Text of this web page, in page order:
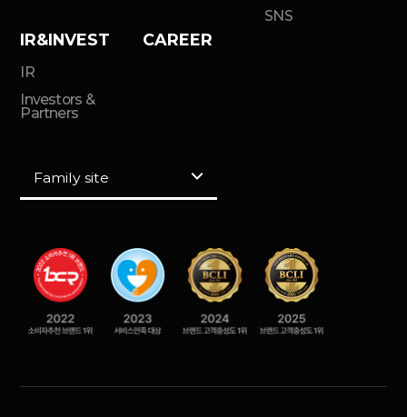
SNS
IR&INVEST
IR
Investors &
Partners
CAREER
Family site